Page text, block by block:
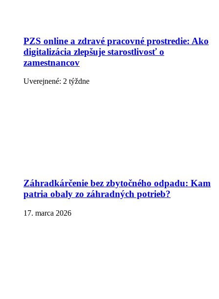
PZS online a zdravé pracovné prostredie: Ako
digitalizácia zlepšuje starostlivosť o
zamestnancov
Uverejnené: 2 týždne
Záhradkárčenie bez zbytočného odpadu: Kam
patria obaly zo záhradných potrieb?
17. marca 2026